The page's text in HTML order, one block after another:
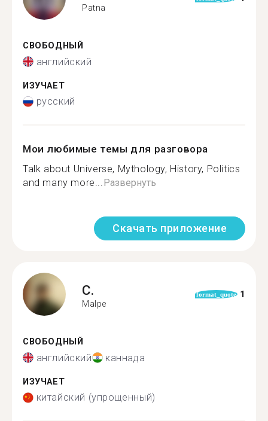
Patna
СВОБОДНЫЙ
английский
ИЗУЧАЕТ
русский
Мои любимые темы для разговора
Talk about Universe, Mythology, History, Politics
and many more...Развернуть
Скачать приложение
C.
Malpe
format_quote 1
СВОБОДНЫЙ
английский каннада
ИЗУЧАЕТ
китайский (упрощенный)